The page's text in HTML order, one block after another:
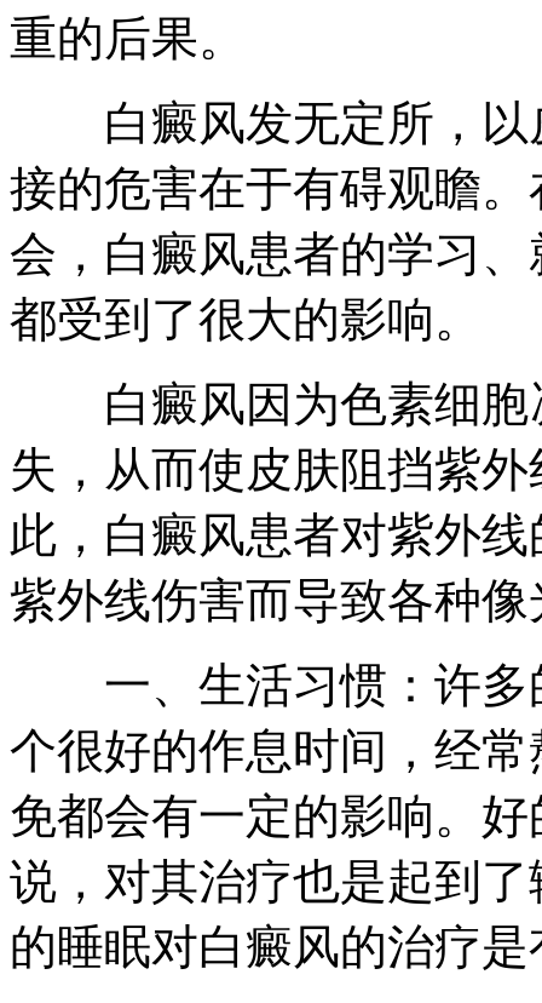
重的后果。
白癜风发无定所，以
接的危害在于有碍观瞻
会，白癜风患者的学习
都受到了很大的影响。
白癜风因为色素细胞
失，从而使皮肤阻挡紫
此，白癜风患者对紫外
紫外线伤害而导致各种
一、生活习惯：许多
个很好的作息时间，经
免都会有一定的影响。
说，对其治疗也是起到
的睡眠对白癜风的治疗